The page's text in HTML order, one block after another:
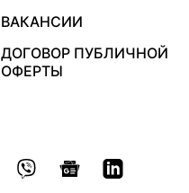
ВАКАНСИИ
ДОГОВОР ПУБЛИЧНОЙ
ОФЕРТЫ